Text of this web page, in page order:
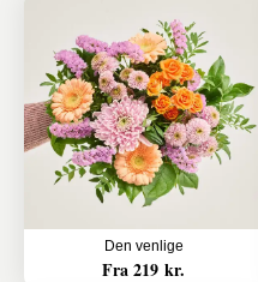
Den venlige
Fra 219 kr.